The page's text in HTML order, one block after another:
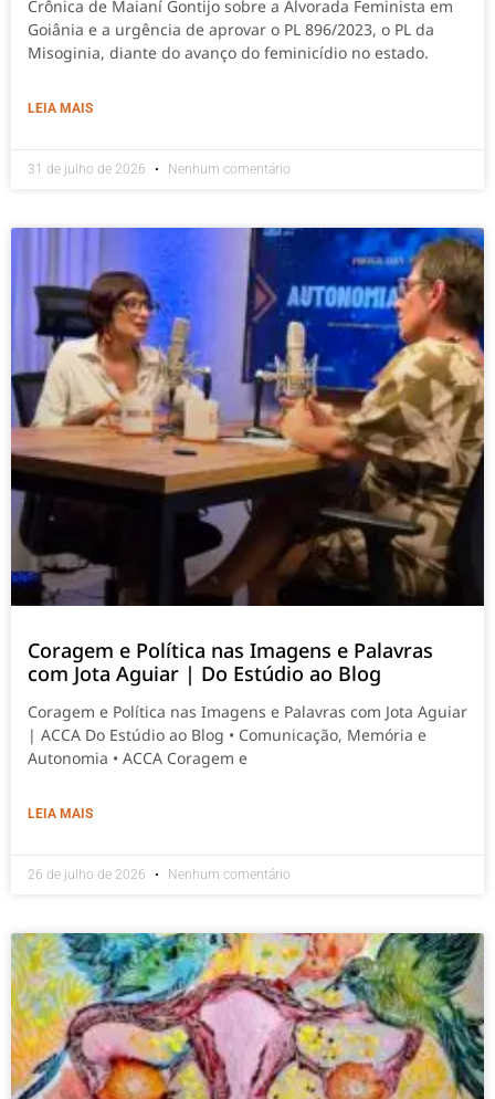
Crônica de Maianí Gontijo sobre a Alvorada Feminista em
Goiânia e a urgência de aprovar o PL 896/2023, o PL da
Misoginia, diante do avanço do feminicídio no estado.
LEIA MAIS
31 de julho de 2026 Nenhum comentário
Coragem e Política nas Imagens e Palavras
com Jota Aguiar | Do Estúdio ao Blog
Coragem e Política nas Imagens e Palavras com Jota Aguiar
| ACCA Do Estúdio ao Blog • Comunicação, Memória e
Autonomia • ACCA Coragem e
LEIA MAIS
26 de julho de 2026 Nenhum comentário